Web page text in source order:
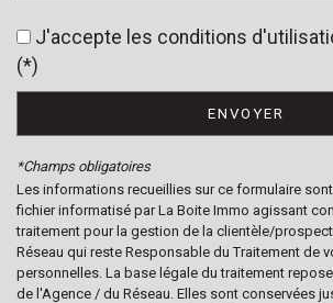
École primaire
statistiques
Nombre d'habitants
Propriétaires (vs. locataires)
J'accepte les conditions
(*)
ENVOYER
*Champs obligatoires
Les informations recueillies sur ce formulaire
fichier informatisé par La Boite Immo agissant
traitement pour la gestion de la clientèle/
Réseau qui reste Responsable du Traitement de
personnelles. La base légale du traitement
de l'Agence / du Réseau. Elles sont conservées